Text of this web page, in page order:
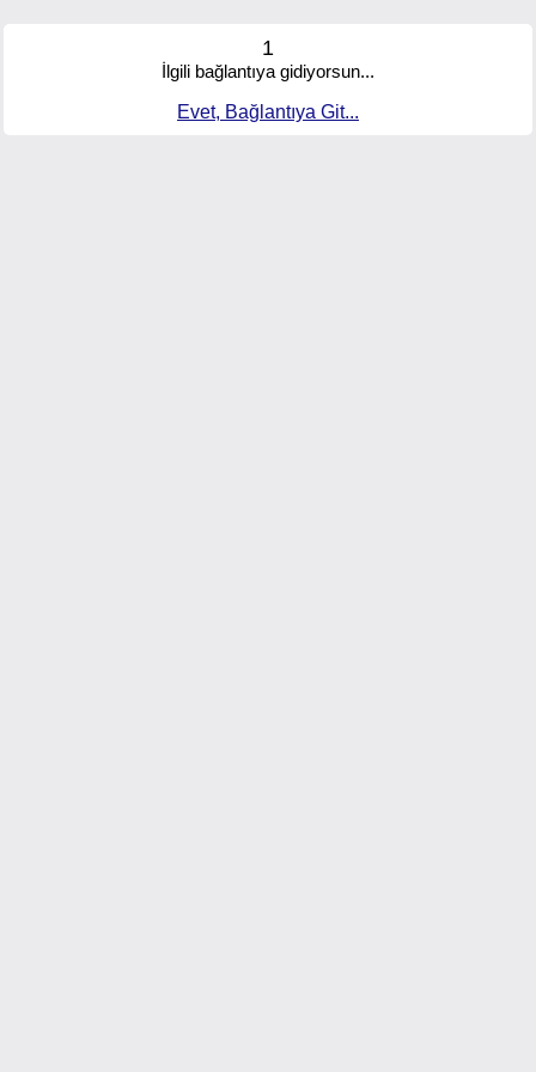
1
İlgili bağlantıya gidiyorsun...
Evet, Bağlantıya Git...